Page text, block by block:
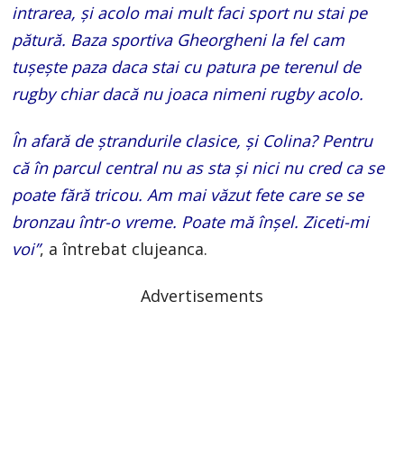
intrarea, și acolo mai mult faci sport nu stai pe
pătură. Baza sportiva Gheorgheni la fel cam
tușește paza daca stai cu patura pe terenul de
rugby chiar dacă nu joaca nimeni rugby acolo.
În afară de ștrandurile clasice, și Colina? Pentru
că în parcul central nu as sta și nici nu cred ca se
poate fără tricou. Am mai văzut fete care se se
bronzau într-o vreme. Poate mă înșel. Ziceti-mi
voi”, a întrebat clujeanca.
Advertisements